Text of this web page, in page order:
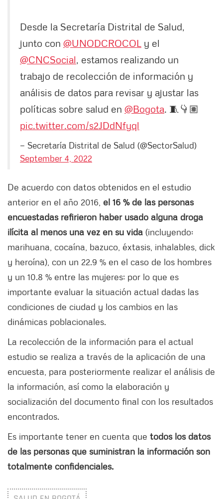
Desde la Secretaría Distrital de Salud,
junto con @UNODCROCOL y el
@CNCSocial, estamos realizando un
trabajo de recolección de información y
análisis de datos para revisar y ajustar las
políticas sobre salud en @Bogota. 🧵👇🏽
pic.twitter.com/s2JDdNfyql
— Secretaría Distrital de Salud (@SectorSalud)
September 4, 2022
De acuerdo con datos obtenidos en el estudio
anterior en el año 2016, el 16 % de las personas
encuestadas refirieron haber usado alguna droga
ilícita al menos una vez en su vida (incluyendo:
marihuana, cocaína, bazuco, éxtasis, inhalables, dick
y heroína), con un 22.9 % en el caso de los hombres
y un 10.8 % entre las mujeres; por lo que es
importante evaluar la situación actual dadas las
condiciones de ciudad y los cambios en las
dinámicas poblacionales.
La recolección de la información para el actual
estudio se realiza a través de la aplicación de una
encuesta, para posteriormente realizar el análisis de
la información, así como la elaboración y
socialización del documento final con los resultados
encontrados.
Es importante tener en cuenta que todos los datos
de las personas que suministran la información son
totalmente confidenciales.